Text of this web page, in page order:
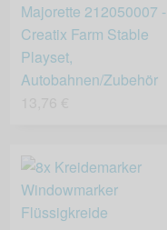
Majorette 212050007 -
Creatix Farm Stable
Playset,
Autobahnen/Zubehör